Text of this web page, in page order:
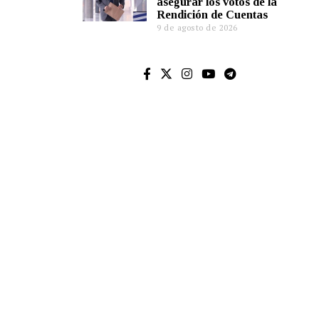
Rendición de Cuentas
9 de agosto de 2026